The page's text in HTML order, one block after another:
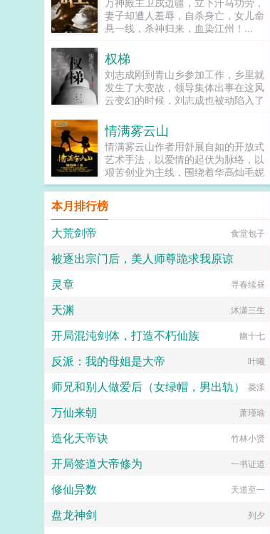
对于举报成功者，我们颁五金币以资
嘉奖。于是第二天，秩序局门口多出
先生，我实名举报我自己，申请批
准！怎么又是你！你非得每天来这里
自打卡一次吗！！？...
生下孩子，不论男女，她都是少主夫
人。十个月后，她生下一只白猫？就
在她打算抱着小猫跑路的时候，少主
到白猫，更是涕泪聚下，他大手一
挥，少主夫人喜得麟儿，全山上下统
统有赏。看着有些癫狂的父子俩，赵
丽儿闭上眼睛。完了，他们都疯
妻子却遭人羞辱，自杀身亡，女儿命
悬一线，杀神归来，血染江州！...
权梯
刘志成刚到青山乡参加工作，乡里就
发生了大变故，领导集体出事在这风
云变幻的时候，刘志成也被动陷入了
生，稍有不慎，尸骨无存为官一任，
造福一方，坚持本心，方为正道！...
情满雾云山
情满雾云山作者用舒展自如的开放式
艺术手法，以爱情的起伏为脉络，以
艰苦创业为主线，围绕着华高灿毛妮
妮的爱情故事，勾划了林瑛甘雯丽关
文彬梁仕达丁...
本月排行榜
大荒剑帝
食堂包子
被逐出宗门后，美人师尊跪求我原谅
苗苗这小妞儿
灵章 寻春续昼
天渊 沐潇三生
开局混沌剑体，打造不朽仙族 幽十七
反派：我的母姐是大帝 叶曦
师兄和别人做爱后（女绿帽，男出轨） 菱漾
万仙来朝 萧瑾瑜
造化天帝诀 竹林小贤
开局签道大帝修为 一书证道
修仙异数 天道至一
盘龙神剑 列夕